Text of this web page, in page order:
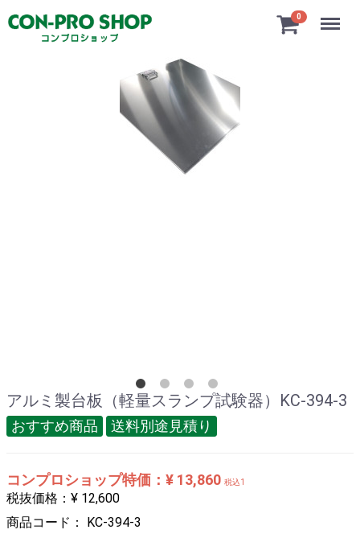
0 Menu
アルミ製台板（軽量スランプ試験器）KC-394-3
おすすめ商品 送料別途見積り
コンプロショップ特価：¥ 13,860 税込1
税抜価格：¥ 12,600
商品コード：
KC-394-3